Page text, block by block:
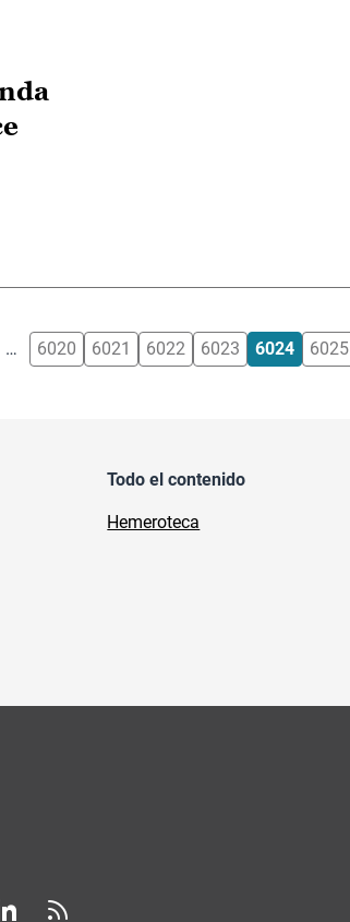
… 6020 6021 6022 6023 6024 6025
Todo el contenido
Hemeroteca